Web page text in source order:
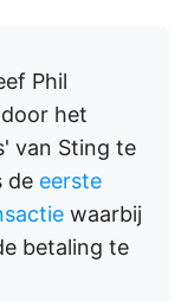
Phil
het
van Sting te
de eerste
waarbij
betaling te